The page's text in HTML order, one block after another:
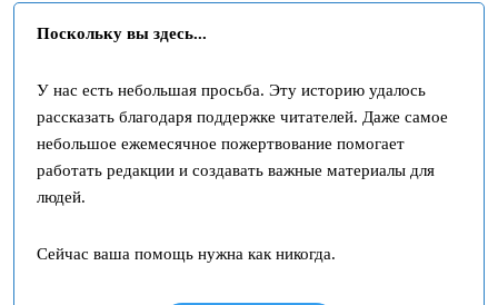
Поскольку вы здесь...
У нас есть небольшая просьба. Эту историю удалось
рассказать благодаря поддержке читателей. Даже самое
небольшое ежемесячное пожертвование помогает
работать редакции и создавать важные материалы для
людей.
Сейчас ваша помощь нужна как никогда.